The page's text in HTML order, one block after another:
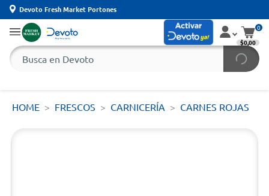
Devoto Fresh Market Portones
0
$0,00
HOME FRESCOS CARNICERÍA CARNES ROJAS